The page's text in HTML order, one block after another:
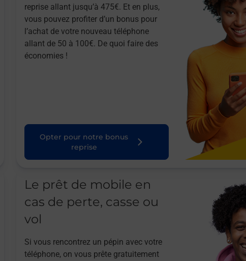
reprise allant jusqu’à 475€. Et en plus,
vous pouvez profiter d’un bonus pour
l’achat de votre nouveau téléphone
allant de 50 à 100€. De quoi faire des
économies !
Opter pour notre bonus
reprise
Le prêt de mobile en
cas de perte, casse ou
vol
Si vous rencontrez un pépin avec votre
téléphone, on vous prête gratuitement